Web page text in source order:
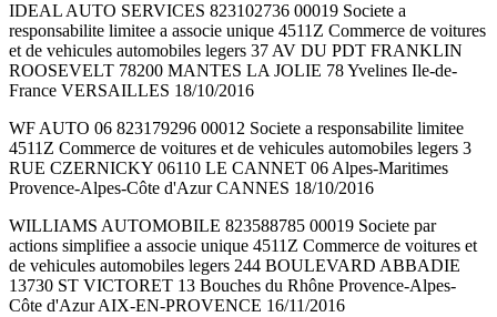
IDEAL AUTO SERVICES 823102736 00019 Societe a
responsabilite limitee a associe unique 4511Z Commerce de voitures
et de vehicules automobiles legers 37 AV DU PDT FRANKLIN
ROOSEVELT 78200 MANTES LA JOLIE 78 Yvelines Ile-de-
France VERSAILLES 18/10/2016
WF AUTO 06 823179296 00012 Societe a responsabilite limitee
4511Z Commerce de voitures et de vehicules automobiles legers 3
RUE CZERNICKY 06110 LE CANNET 06 Alpes-Maritimes
Provence-Alpes-Côte d'Azur CANNES 18/10/2016
WILLIAMS AUTOMOBILE 823588785 00019 Societe par
actions simplifiee a associe unique 4511Z Commerce de voitures et
de vehicules automobiles legers 244 BOULEVARD ABBADIE
13730 ST VICTORET 13 Bouches du Rhône Provence-Alpes-
Côte d'Azur AIX-EN-PROVENCE 16/11/2016